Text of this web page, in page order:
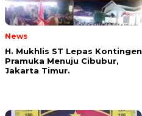
News
H. Mukhlis ST Lepas Kontingen
Pramuka Menuju Cibubur,
Jakarta Timur.